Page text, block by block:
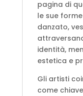
pagina di
le sue
danzato,
identità,
estetica e
Gli artisti
come